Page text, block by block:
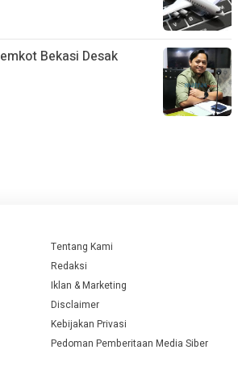
Bekasi Desak
Tentang Kami
Redaksi
Iklan & Marketing
Disclaimer
Kebijakan Privasi
Pedoman Pemberitaan Media Siber